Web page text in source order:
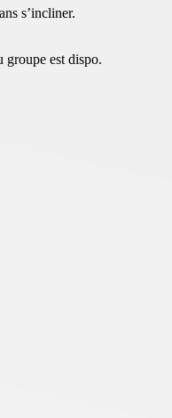
s’incliner.
est dispo.